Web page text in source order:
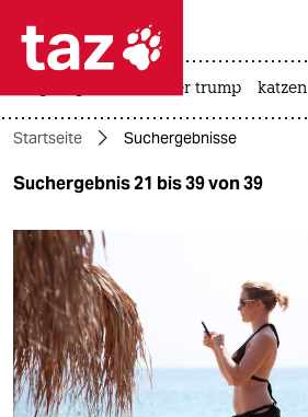
 taz zahl ich
taz zahl ich
themen
politik
öko
gesellschaft
kultur
usa unter trump katzen
Startseite Suchergebnisse
Suchergebnis 21 bis 39 von 39